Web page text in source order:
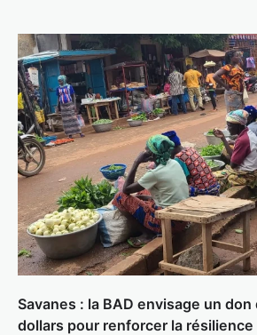
Savanes : la BAD envisage un don
dollars pour renforcer la résilience